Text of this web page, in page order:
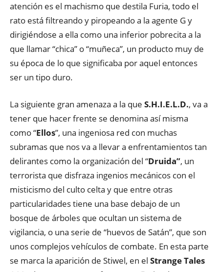
atención es el machismo que destila Furia, todo el
rato está filtreando y piropeando a la agente G y
dirigiéndose a ella como una inferior pobrecita a la
que llamar “chica” o “muñeca”, un producto muy de
su época de lo que significaba por aquel entonces
ser un tipo duro.
La siguiente gran amenaza a la que S.H.I.E.L.D., va a
tener que hacer frente se denomina así misma
como “Ellos”, una ingeniosa red con muchas
subramas que nos va a llevar a enfrentamientos tan
delirantes como la organización del “Druida”, un
terrorista que disfraza ingenios mecánicos con el
misticismo del culto celta y que entre otras
particularidades tiene una base debajo de un
bosque de árboles que ocultan un sistema de
vigilancia, o una serie de “huevos de Satán”, que son
unos complejos vehículos de combate. En esta parte
se marca la aparición de Stiwel, en el Strange Tales